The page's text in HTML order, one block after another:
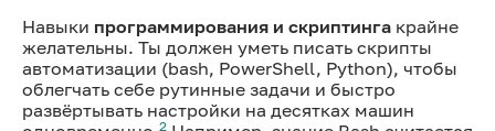
Навыки программирования и скриптинга крайне
желательны. Ты должен уметь писать скрипты
автоматизации (bash, PowerShell, Python), чтобы
облегчать себе рутинные задачи и быстро
развёртывать настройки на десятках машин
2